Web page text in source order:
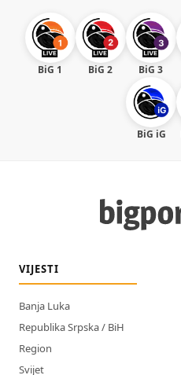
BiG 1 BiG 2 BiG 3
BiG iG
VIJESTI
Banja Luka
Republika Srpska / BiH
Region
Svijet